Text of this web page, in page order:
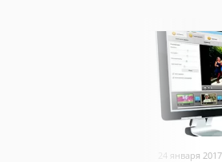
24 января 2017